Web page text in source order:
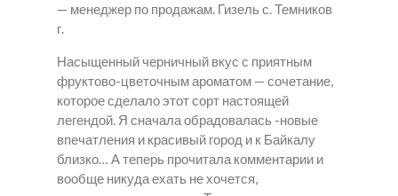
— менеджер по продажам. Гизель с. Темников
г.
Насыщенный черничный вкус с приятным
фруктово-цветочным ароматом — сочетание,
которое сделало этот сорт настоящей
легендой. Я сначала обрадовалась -новые
впечатления и красивый город и к Байкалу
близко… А теперь прочитала комментарии и
вообще никуда ехать не хочется,